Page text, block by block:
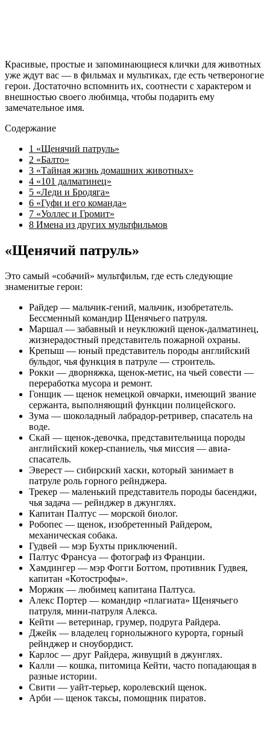
Красивые, простые и запоминающиеся клички для животных
уже ждут вас — в фильмах и мультиках, где есть четвероногие
герои. Достаточно вспомнить их, соотнести с характером и
внешностью своего любимца, чтобы подарить ему
замечательное имя.
Содержание
1 «Щенячий патруль»
2 «Балто»
3 «Тайная жизнь домашних животных»
4 «101 далматинец»
5 «Леди и Бродяга»
6 «Гуфи и его команда»
7 «Уоллес и Громит»
8 Имена из других мультфильмов
«Щенячий патруль»
Это самый «собачий» мультфильм, где есть следующие
знаменитые герои:
Райдер — мальчик-гений, мальчик, изобретатель.
Бессменный командир Щенячьего патруля.
Маршал — забавный и неуклюжий щенок-далматинец,
жизнерадостный представитель пожарной охраны.
Крепыш — юный представитель породы английский
бульдог, чья функция в патруле — строитель.
Рокки — дворняжка, щенок-метис, на чьей совести —
переработка мусора и ремонт.
Гонщик — щенок немецкой овчарки, имеющий звание
сержанта, выполняющий функции полицейского.
Зума — шоколадный лабрадор-ретривер, спасатель на
воде.
Скай — щенок-девочка, представительница породы
английский кокер-спаниель, чья миссия — авиа-
спасатель.
Эверест — сибирский хаски, который занимает в
патруле роль горного рейнджера.
Трекер — маленький представитель породы басенджи,
чья задача — рейнджер в джунглях.
Капитан Палтус — морской биолог.
Робопес — щенок, изобретенный Райдером,
механическая собака.
Гудвей — мэр Бухты приключений.
Палтус Франсуа — фотограф из Франции.
Хамдингер — мэр Фогги Боттом, противник Гудвея,
капитан «Котострофы».
Моржик — любимец капитана Палтуса.
Алекс Портер — командир «плагиата» Щенячьего
патруля, мини-патруля Алекса.
Кейти — ветеринар, грумер, подруга Райдера.
Джейк — владелец горнолыжного курорта, горный
рейнджер и сноубордист.
Карлос — друг Райдера, живущий в джунглях.
Калли — кошка, питомица Кейти, часто попадающая в
разные истории.
Свити — уайт-терьер, королевский щенок.
Арби — щенок таксы, помощник пиратов.